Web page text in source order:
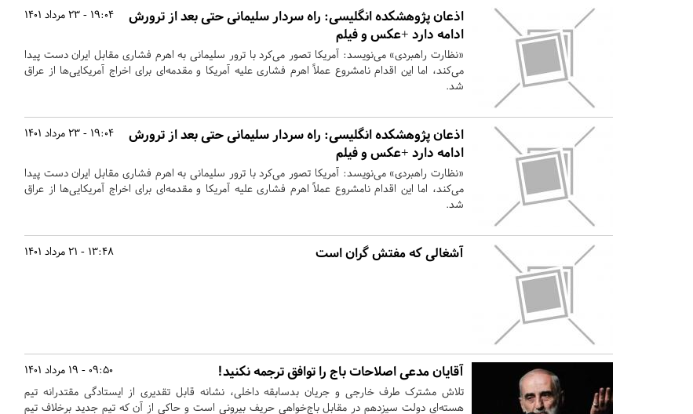
19:04 - 23 مرداد 1401
اذعان پژوهشکده انگلیسی: راه سردار سلیمانی حتی بعد از ترورش
ادامه دارد +عکس و فیلم
«نظارت راهبردی» می‌نویسد: آمریکا تصور می‌کرد با ترور سلیمانی به اهرم فشاری مقابل ایران دست پیدا
می‌کند، اما این اقدام نامشروع عملاً اهرم فشاری علیه آمریکا و مقدمه‌ای برای اخراج آمریکایی‌ها از عراق
شد.
19:04 - 23 مرداد 1401
اذعان پژوهشکده انگلیسی: راه سردار سلیمانی حتی بعد از ترورش
ادامه دارد +عکس و فیلم
«نظارت راهبردی» می‌نویسد: آمریکا تصور می‌کرد با ترور سلیمانی به اهرم فشاری مقابل ایران دست پیدا
می‌کند، اما این اقدام نامشروع عملاً اهرم فشاری علیه آمریکا و مقدمه‌ای برای اخراج آمریکایی‌ها از عراق
شد.
13:48 - 21 مرداد 1401 آشغالی که مفتش گران است
09:50 - 19 مرداد 1401 آقایان مدعی اصلاحات باج را توافق ترجمه نکنید!
تلاش مشترک طرف خارجی و جریان بد‌سابقه داخلی، نشانه قابل تقدیری از ایستادگی مقتدرانه تیم
هسته‌ای دولت سیزدهم در مقابل باج‌خواهی حریف بیرونی است و حاکی از آن که تیم جدید برخلاف تیم